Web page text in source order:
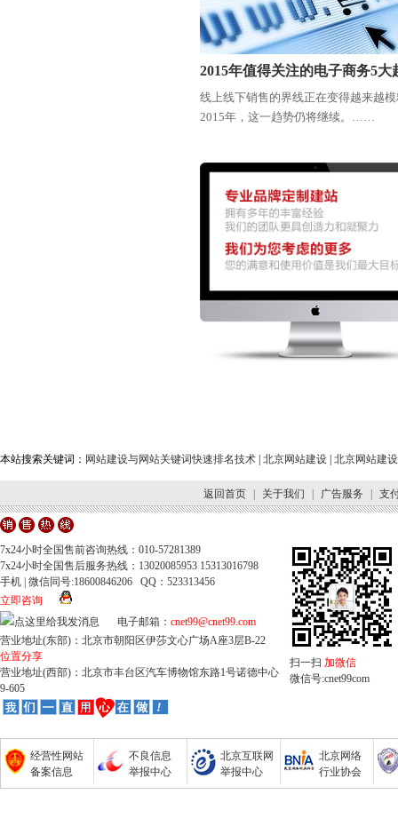
2015年值得关注的电子商务5大
线上线下销售的界线正在变得越来越
2015年，这一趋势仍将继续。……
本站搜索关键词： 网站建设与网站关键词快速排名技术 北京网站建设 北京网站建
返回首页 关于我们 广告服务 支
7x24小时全国售前咨询热线：010-57281389
7x24小时全国售后服务热线：13020085953 15313016798
手机 | 微信同号:18600846206 QQ：523313456
立即咨询
电子邮箱： cnet99@cnet99.com
营业地址(东部)：北京市朝阳区伊莎文心广场A座3层B-22
位置分享
营业地址(西部)：北京市丰台区汽车博物馆东路1号诺德中心
9-605
扫一扫 加微信
微信号:cnet99com
经营性网站
备案信息
不良信息
举报中心
北京互联网
举报中心
北京网络
行业协会